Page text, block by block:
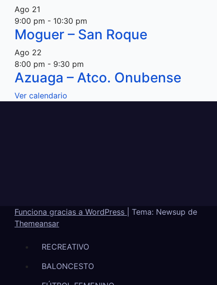
Ago 21
9:00 pm - 10:30 pm
Moguer – San Roque
Ago 22
8:00 pm - 9:30 pm
Azuaga – Atco. Onubense
Ver calendario
Funciona gracias a WordPress
Tema: Newsup de
Themeansar
RECREATIVO
BALONCESTO